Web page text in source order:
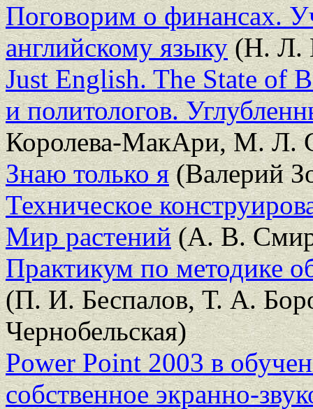
Поговорим о финансах.
английскому языку(Н. Л.
Just English. The State of
и политологов.
Королева-МакАри, М. Л.
Знаю только я(Валерий
Техническое
Мир растений(А. В.
Практикум по методике
(П. И. Беспалов, Т. А.
Чернобельская)
Power Point 2003 в
собственное экранно-